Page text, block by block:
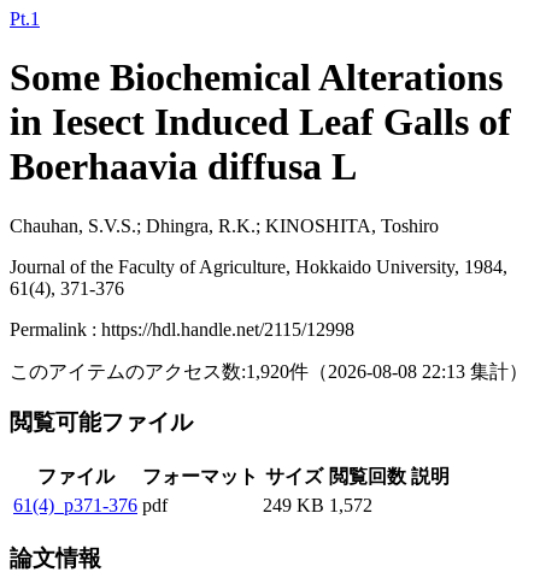
Pt.1
Some Biochemical Alterations
in Iesect Induced Leaf Galls of
Boerhaavia diffusa L
Chauhan, S.V.S.; Dhingra, R.K.; KINOSHITA, Toshiro
Journal of the Faculty of Agriculture, Hokkaido University, 1984,
61(4), 371-376
Permalink : https://hdl.handle.net/2115/12998
このアイテムのアクセス数:1,920件 （2026-08-08 22:13 集計）
閲覧可能ファイル
ファイル フォーマット サイズ 閲覧回数 説明
61(4)_p371-376 pdf 249 KB 1,572
論文情報